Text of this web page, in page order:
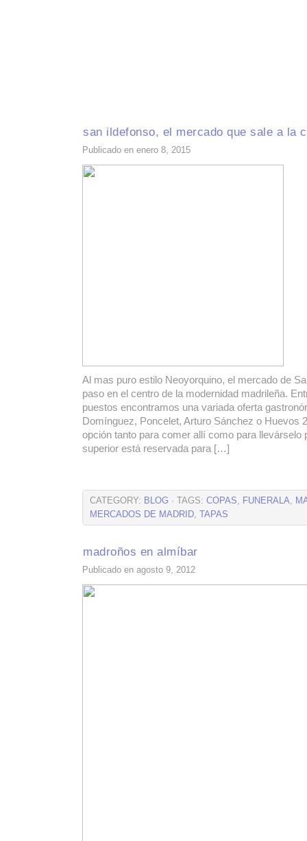
san ildefonso, el mercado que sale a la
Publicado en enero 8, 2015
Al mas puro estilo Neoyorquino, el mercado de
paso en el centro de la modernidad madrileña.
puestos encontramos una variada oferta
Domínguez, Poncelet, Arturo Sánchez o Huevos
opción tanto para comer allí como para llevárselo
superior está reservada para […]
CATEGORY: BLOG · TAGS: COPAS, FUNERALA,
MERCADOS DE MADRID, TAPAS
madroños en almíbar
Publicado en agosto 9, 2012